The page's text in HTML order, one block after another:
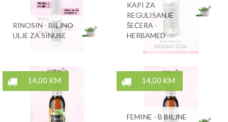
RINOSIN - BILJNO
ULJE ZA SINUSE
KAPI ZA
REGULISANJE
ŠEĆERA -
HERBAMED
14,00 KM 14,00 KM
FEMINE - B BILJNE